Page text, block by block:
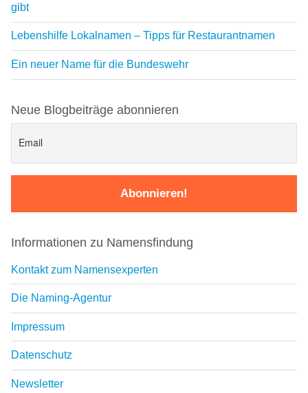
gibt
Lebenshilfe Lokalnamen – Tipps für Restaurantnamen
Ein neuer Name für die Bundeswehr
Neue Blogbeiträge abonnieren
Informationen zu Namensfindung
Kontakt zum Namensexperten
Die Naming-Agentur
Impressum
Datenschutz
Newsletter